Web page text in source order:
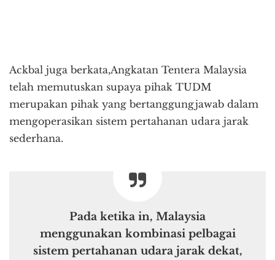
Ackbal juga berkata,Angkatan Tentera Malaysia
telah memutuskan supaya pihak TUDM
merupakan pihak yang bertanggungjawab dalam
mengoperasikan sistem pertahanan udara jarak
sederhana.
Pada ketika in, Malaysia
menggunakan kombinasi pelbagai
sistem pertahanan udara jarak dekat,